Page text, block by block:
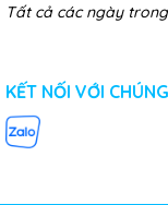
Tất cả các ngày
KẾT NỐI VỚI